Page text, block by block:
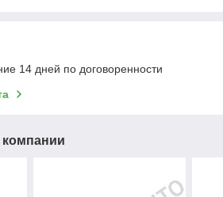
14 дней по договоренности